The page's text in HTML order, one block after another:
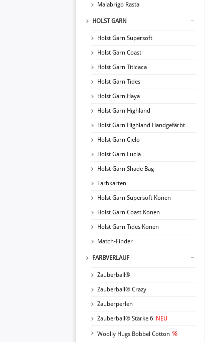
Malabrigo Rasta
HOLST GARN
Holst Garn Supersoft
Holst Garn Coast
Holst Garn Titicaca
Holst Garn Tides
Holst Garn Haya
Holst Garn Highland
Holst Garn Highland Handgefärbt
Holst Garn Cielo
Holst Garn Lucia
Holst Garn Shade Bag
Farbkarten
Holst Garn Supersoft Konen
Holst Garn Coast Konen
Holst Garn Tides Konen
Match-Finder
FARBVERLAUF
Zauberball®
Zauberball® Crazy
Zauberperlen
Zauberball® Stärke 6 NEU
Woolly Hugs Bobbel Cotton